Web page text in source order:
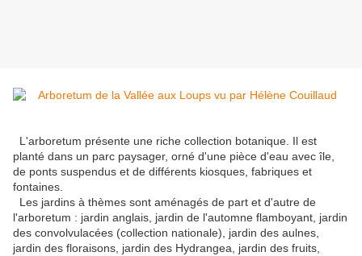
L'arboretum présente une riche collection botanique. Il est
planté dans un parc paysager, orné d'une pièce d'eau avec île,
de ponts suspendus et de différents kiosques, fabriques et
fontaines.
Les jardins à thèmes sont aménagés de part et d'autre de
l'arboretum : jardin anglais, jardin de l'automne flamboyant, jardin
des convolvulacées (collection nationale), jardin des aulnes,
jardin des floraisons, jardin des Hydrangea, jardin des fruits,